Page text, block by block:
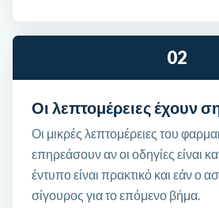
02
Οι λεπτομέρειες έχουν
Οι μικρές λεπτομέρειες του
επηρεάσουν αν οι οδηγίες είναι
έντυπο είναι πρακτικό και εάν ο
σίγουρος για το επόμενο βήμα.